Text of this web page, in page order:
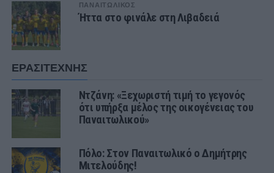
ΠΑΝΑΙΤΩΛΙΚΟΣ
Ήττα στο φινάλε στη Λιβαδειά
ΕΡΑΣΙΤΕΧΝΗΣ
Ντζάνη: «Ξεχωριστή τιμή το γεγονός
ότι υπήρξα μέλος της οικογένειας του
Παναιτωλικού»
Πόλο: Στον Παναιτωλικό ο Δημήτρης
Μιτελούδης!